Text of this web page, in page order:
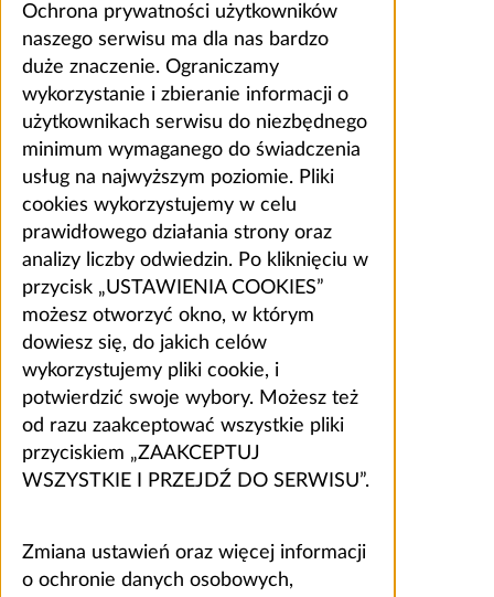
Ochrona prywatności użytkowników
naszego serwisu ma dla nas bardzo
duże znaczenie. Ograniczamy
wykorzystanie i zbieranie informacji o
użytkownikach serwisu do niezbędnego
minimum wymaganego do świadczenia
usług na najwyższym poziomie. Pliki
cookies wykorzystujemy w celu
prawidłowego działania strony oraz
analizy liczby odwiedzin. Po kliknięciu w
przycisk „USTAWIENIA COOKIES”
możesz otworzyć okno, w którym
dowiesz się, do jakich celów
wykorzystujemy pliki cookie, i
potwierdzić swoje wybory. Możesz też
od razu zaakceptować wszystkie pliki
przyciskiem „ZAAKCEPTUJ
WSZYSTKIE I PRZEJDŹ DO SERWISU”.
Zmiana ustawień oraz więcej informacji
o ochronie danych osobowych,